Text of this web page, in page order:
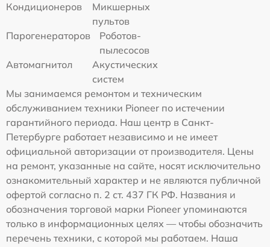
Кондиционеров
Микшерных
пультов
Парогенераторов
Роботов-
пылесосов
Автомагнитол
Акустических
систем
Мы занимаемся ремонтом и техническим
обслуживанием техники Pioneer по истечении
гарантийного периода. Наш центр в Санкт-
Петербурге работает независимо и не имеет
официальной авторизации от производителя. Цены
на ремонт, указанные на сайте, носят исключительно
ознакомительный характер и не являются публичной
офертой согласно п. 2 ст. 437 ГК РФ. Названия и
обозначения торговой марки Pioneer упоминаются
только в информационных целях — чтобы обозначить
перечень техники, с которой мы работаем. Наша